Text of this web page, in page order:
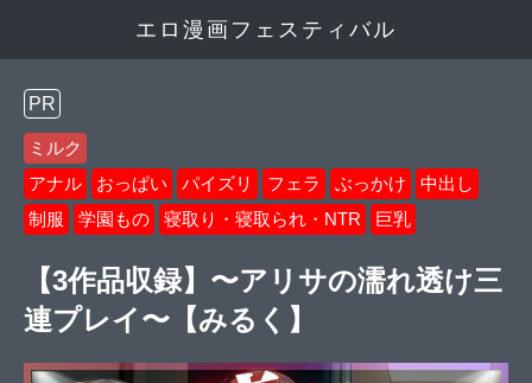
エロ漫画フェスティバル
PR
ミルク
アナル
おっぱい パイズリ フェラ ぶっかけ
中出し
制服
学園もの 寝取り・寝取られ・NTR 巨乳
【3作品収録】〜アリサの濡れ透け三
連プレイ〜【みるく】